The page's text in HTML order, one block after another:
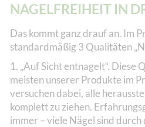
NAGELFREIHEIT IN
Das kommt ganz drauf an. Im
standardmäßig 3 Qualitäten
1. „Auf Sicht entnagelt“. Diese
meisten unserer Produkte im
versuchen dabei, alle
komplett zu ziehen.
immer – viele Nägel sind